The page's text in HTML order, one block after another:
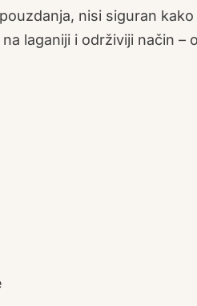
nisi siguran
laganiji i održiviji način –